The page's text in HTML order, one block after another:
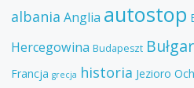
albania Anglia autostop
Hercegowina Budapeszt
Francja grecja historia Jezioro